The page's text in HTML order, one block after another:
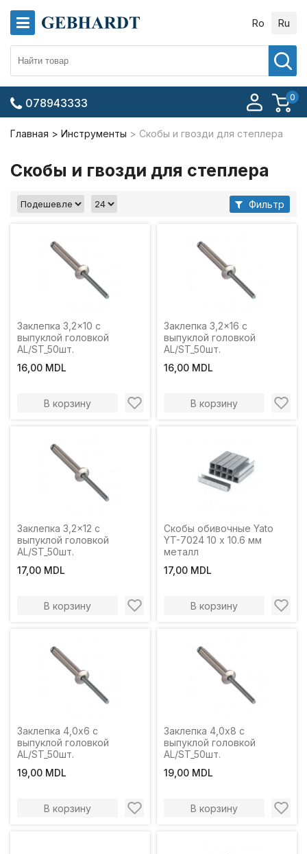
Ro Ru
0
078943333
Главная Инструменты Скобы и гвозди для степлера
Скобы и гвозди для степлера
Фильтр
Заклепка 3,2x10 с
выпуклой головкой
AL/ST_50шт.
16,00 MDL
В корзину
Заклепка 3,2x16 с
выпуклой головкой
AL/ST_50шт.
16,00 MDL
В корзину
Заклепка 3,2x12 с
выпуклой головкой
AL/ST_50шт.
17,00 MDL
В корзину
Скобы обивочные Yato
YT-7024 10 x 10.6 мм
металл
17,00 MDL
В корзину
Заклепка 4,0x6 с
выпуклой головкой
AL/ST_50шт.
19,00 MDL
В корзину
Заклепка 4,0x8 с
выпуклой головкой
AL/ST_50шт.
19,00 MDL
В корзину